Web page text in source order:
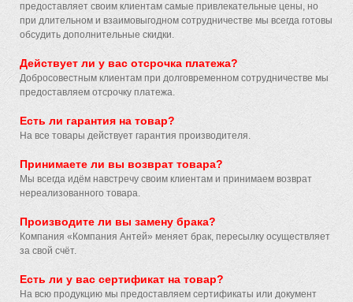
предоставляет своим клиентам самые привлекательные цены, но
при длительном и взаимовыгодном сотрудничестве мы всегда готовы
обсудить дополнительные скидки.
Действует ли у вас отсрочка платежа?
Добросовестным клиентам при долговременном сотрудничестве мы
предоставляем отсрочку платежа.
Есть ли гарантия на товар?
На все товары действует гарантия производителя.
Принимаете ли вы возврат товара?
Мы всегда идём навстречу своим клиентам и принимаем возврат
нереализованного товара.
Производите ли вы замену брака?
Компания «Компания Антей» меняет брак, пересылку осуществляет
за свой счёт.
Есть ли у вас сертификат на товар?
На всю продукцию мы предоставляем сертификаты или документ